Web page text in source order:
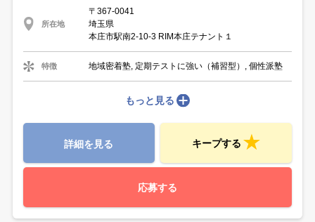
所在地
〒367-0041
埼玉県
本庄市駅南2-10-3 RIM本庄テナント１
特徴 地域密着塾, 定期テストに強い（補習型）, 個性派塾
もっと見る
詳細を見る キープする
応募する